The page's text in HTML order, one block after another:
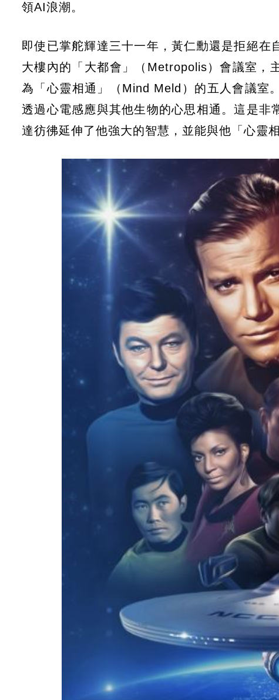
領AI浪潮。
即使已掌舵輝達三十一年，黃仁勳還是拒絕
大樓內的「大都會」（Metropolis）會議室，
為「心靈相通」（Mind Meld）的五人會議室
透過心電感應與其他生物的心思相通。這是
達彷彿延伸了他強大的智慧，並能與他「心靈相